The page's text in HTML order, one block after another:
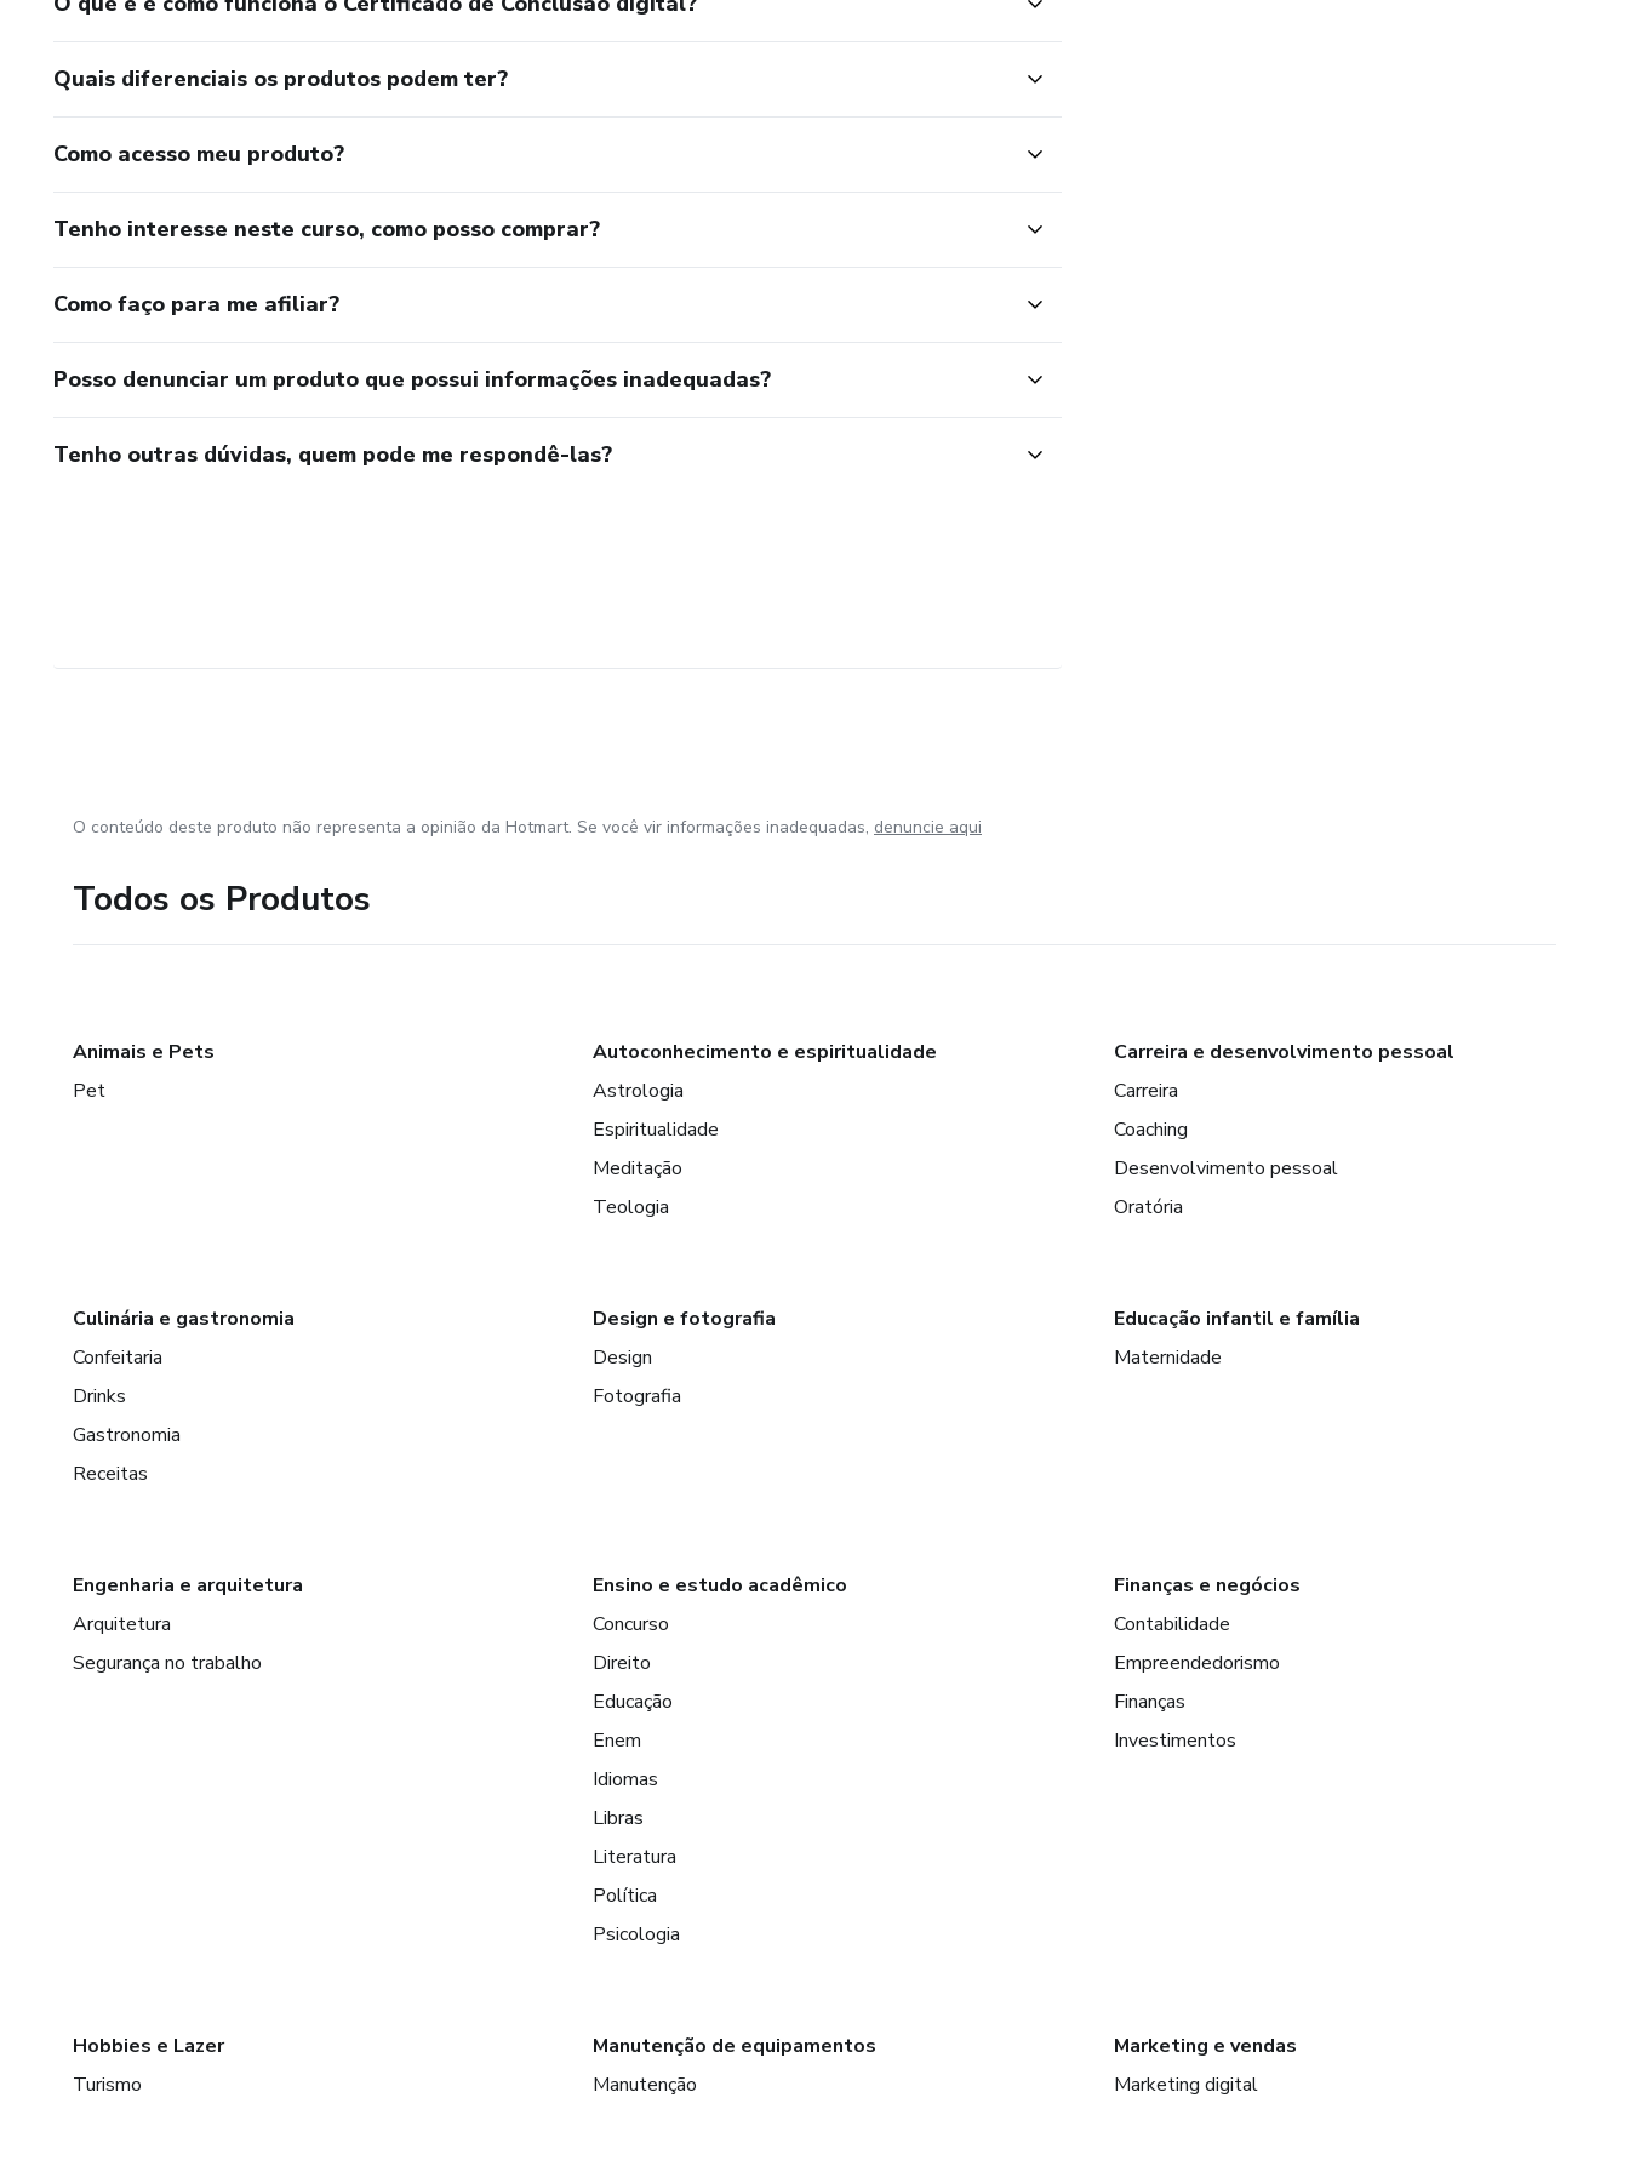
📍 MÓDULO 3 — CENÁRIOS E ARQUITETURA DE PODER
Cenário não é detalhe. É branding.
✅ O que as grandes marcas e artistas usam pra criar narrativas visuais
✅ A construção da narrativa através da arquitetura
---
Quais diferenciais os produtos podem ter?
Como acesso meu produto?
Tenho interesse neste curso, como posso comprar?
Como faço para me afiliar?
Posso denunciar um produto que possui informações inadequadas?
Tenho outras dúvidas, quem pode me respondê-las?
O conteúdo deste produto não representa a opinião da Hotmart. Se você vir informações inadequadas, denuncie aqui
Todos os Produtos
Animais e Pets
Pet
Autoconhecimento e espiritualidade
Astrologia
Espiritualidade
Meditação
Teologia
Carreira e desenvolvimento pessoal
Carreira
Coaching
Desenvolvimento pessoal
Oratória
Culinária e gastronomia
Confeitaria
Drinks
Gastronomia
Receitas
Design e fotografia
Design
Fotografia
Educação infantil e família
Maternidade
Engenharia e arquitetura
Arquitetura
Segurança no trabalho
Ensino e estudo acadêmico
Concurso
Direito
Educação
Enem
Idiomas
Libras
Literatura
Política
Psicologia
Finanças e negócios
Contabilidade
Empreendedorismo
Finanças
Investimentos
Hobbies e Lazer
Turismo
Manutenção de equipamentos
Manutenção
Marketing e vendas
Marketing digital